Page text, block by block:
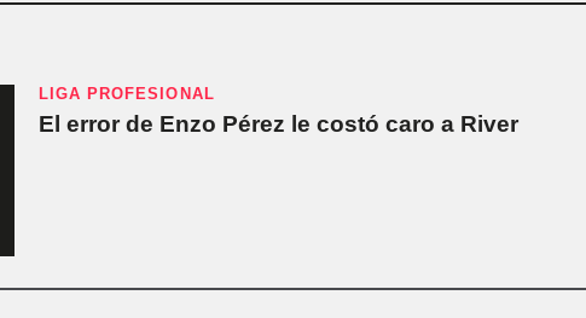
LIGA PROFESIONAL
El error de Enzo Pérez le costó caro a River